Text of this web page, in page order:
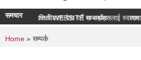
गउँपालिकाको WEBSITE मा यहाँहरुलाई स्वागत
समचार सम्पत्ति विवरण पेश गर्ने सम्बन्धमा।
You are here
Home » सम्पर्क